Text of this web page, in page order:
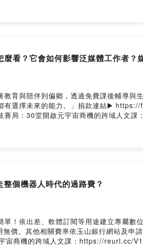
pay.firstory.me/user/
麼看？它會如何影響泛媒體工作者？
育與陪伴到偏鄉，透過免費課後輔導
都有選擇未來的能力。」捐款連結▶️
賽局：30堂開啟元宇宙商機的跨域人
訴我你對這一集的想法： https://
個機器人時代的過路費？
單！依出差、軟體訂閱等用途建立專屬數
價。其他相關費率依玉山銀行網站及
宙商機的跨域人文課：https://reurl.cc/